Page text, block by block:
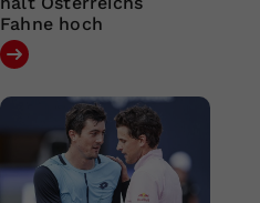
Fahne hoch